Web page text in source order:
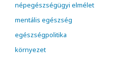
népegészségügyi elmélet
mentális egészség
egészségpolitika
környezet